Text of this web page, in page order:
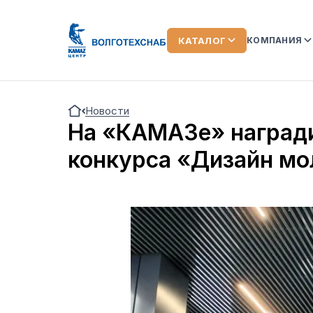
КАТАЛОГ КОМПАНИЯ
ЛИЗИНГ
ОТЗЫВЫ
НОВОСТИ
Новости
На «КАМАЗе»
конкурса «Дизайн